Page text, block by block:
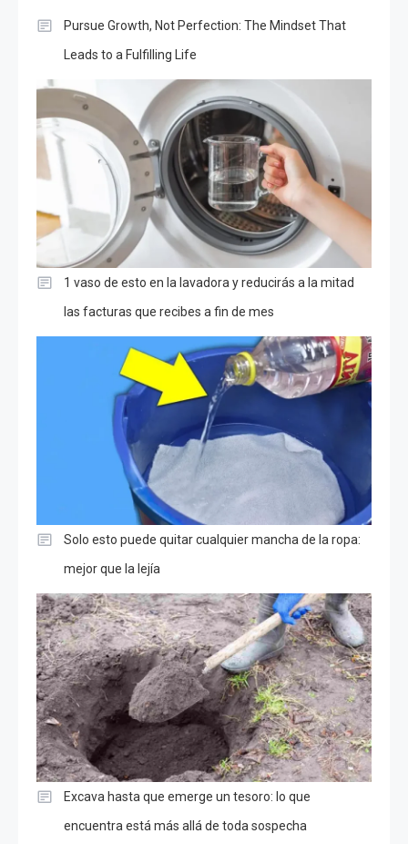
Pursue Growth, Not Perfection: The Mindset That
Leads to a Fulfilling Life
1 vaso de esto en la lavadora y reducirás a la mitad
las facturas que recibes a fin de mes
Solo esto puede quitar cualquier mancha de la ropa:
mejor que la lejía
Excava hasta que emerge un tesoro: lo que
encuentra está más allá de toda sospecha